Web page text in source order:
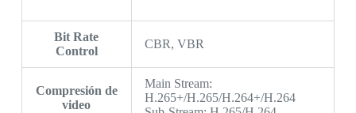
Bit Rate
Control
CBR, VBR
Compresión de
video
Main Stream:
H.265+/H.265/H.264+/H.264